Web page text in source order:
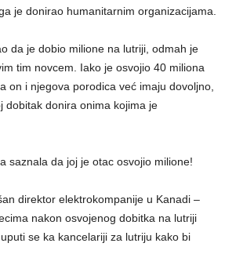
je donirao humanitarnim organizacijama.
da je dobio milione na lutriji, odmah je
tim novcem. Iako je osvojio 40 miliona
on i njegova porodica već imaju dovoljno,
dobitak donira onima kojima je
saznala da joj je otac osvojio milione!
direktor elektrokompanije u Kanadi –
nakon osvojenog dobitka na lutriji
se ka kancelariji za lutriju kako bi